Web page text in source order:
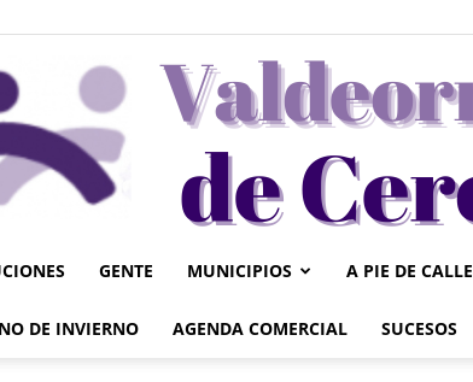
Valdeorrasdecerca
GENTE MUNICIPIOS A PIE DE CALLE
DE INVIERNO AGENDA COMERCIAL SUCESOS